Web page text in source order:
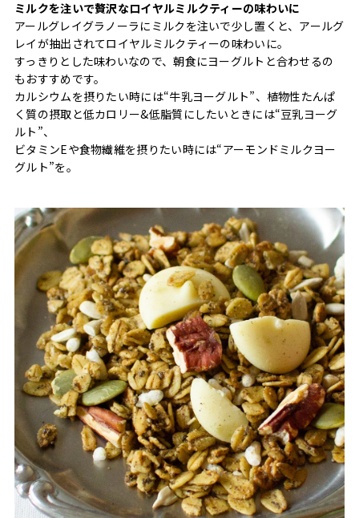
ミルクを注いで贅沢なロイヤルミルクティーの味わいに
アールグレイグラノーラにミルクを注いで少し置くと、アールグ
レイが抽出されてロイヤルミルクティーの味わいに。
すっきりとした味わいなので、朝食にヨーグルトと合わせるの
もおすすめです。
カルシウムを摂りたい時には“牛乳ヨーグルト”、植物性たんぱ
く質の摂取と低カロリー&低脂質にしたいときには“豆乳ヨーグ
ルト”、
ビタミンEや食物繊維を摂りたい時には“アーモンドミルクヨー
グルト”を。